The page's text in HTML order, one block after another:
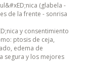
(glabela -
de la frente - sonrisa
y consentimiento
ptosis de ceja,
edema de
segura y los mejores